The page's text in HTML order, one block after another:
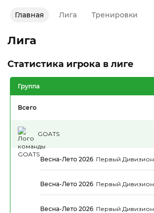
Главная Лига Тренировки
Лига
Статистика игрока в лиге
Группа
Всего
GOATS
Весна-Лето 2026. Первый Дивизион
Весна-Лето 2026. Первый Дивизион
Весна-Лето 2026. Первый Дивизион